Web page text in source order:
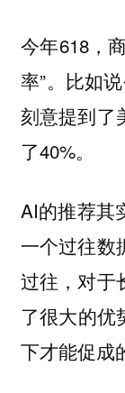
今年618，
率”。比如
刻意提到了
了40%。
AI的推荐其
一个过往数
过往，对于
了很大的优
下才能促成